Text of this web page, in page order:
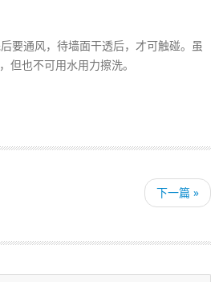
风，待墙面干透后，才可触碰。虽
但也不可用水用力擦洗。
下一篇 »